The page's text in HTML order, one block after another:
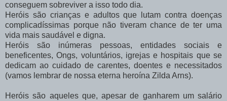
conseguem sobreviver a isso todo dia.
Heróis são crianças e adultos que lutam contra doenças
complicadíssimas porque não tiveram chance de ter uma
vida mais saudável e digna.
Heróis são inúmeras pessoas, entidades sociais e
beneficentes, Ongs, voluntários, igrejas e hospitais que se
dedicam ao cuidado de carentes, doentes e necessitados
(vamos lembrar de nossa eterna heroína Zilda Arns).
Heróis são aqueles que, apesar de ganharem um salário